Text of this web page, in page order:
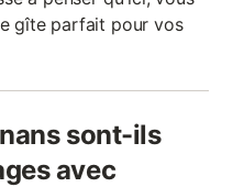
gîte parfait pour vos
sont-ils
avec